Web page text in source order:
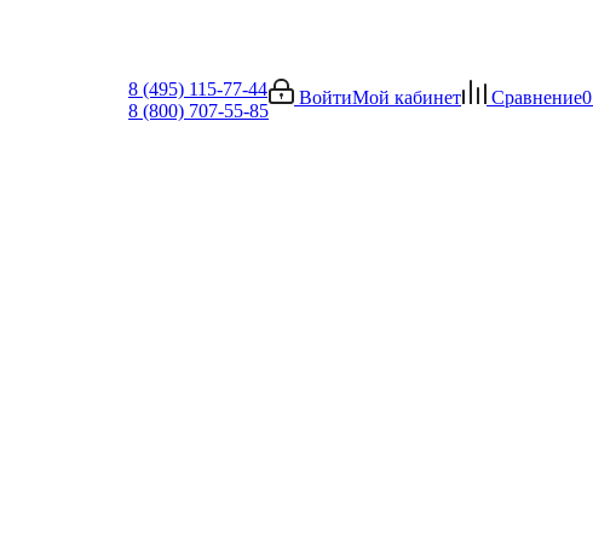
Сравнение0
ВойтиМой кабинет
8 (495) 115-77-44
8 (800) 707-55-85